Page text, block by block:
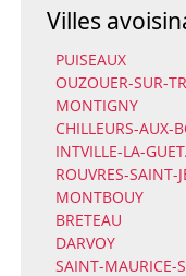
Villes
PUISEAUX
OUZOUER-SUR-
MONTIGNY
CHILLEURS-AUX-
INTVILLE-LA-
ROUVRES-SAINT-
MONTBOUY
BRETEAU
DARVOY
SAINT-MAURICE-